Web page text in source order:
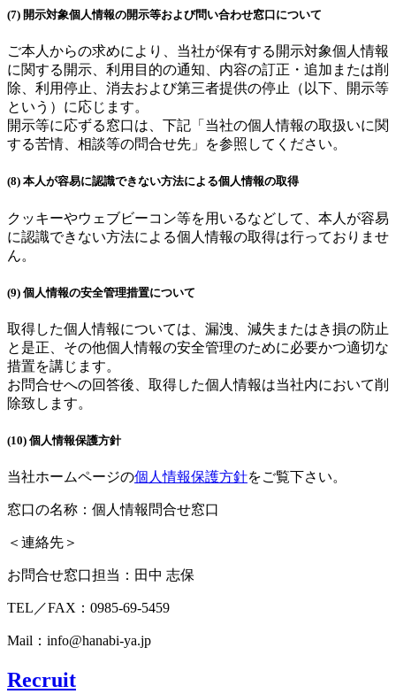
(7) 開示対象個人情報の開示等および問い合わせ窓口について
ご本人からの求めにより、当社が保有する開示対象個人情報
に関する開示、利用目的の通知、内容の訂正・追加または削
除、利用停止、消去および第三者提供の停止（以下、開示等
という）に応じます。
開示等に応ずる窓口は、下記「当社の個人情報の取扱いに関
する苦情、相談等の問合せ先」を参照してください。
(8) 本人が容易に認識できない方法による個人情報の取得
クッキーやウェブビーコン等を用いるなどして、本人が容易
に認識できない方法による個人情報の取得は行っておりませ
ん。
(9) 個人情報の安全管理措置について
取得した個人情報については、漏洩、減失またはき損の防止
と是正、その他個人情報の安全管理のために必要かつ適切な
措置を講じます。
お問合せへの回答後、取得した個人情報は当社内において削
除致します。
(10) 個人情報保護方針
当社ホームページの個人情報保護方針をご覧下さい。
窓口の名称：個人情報問合せ窓口
＜連絡先＞
お問合せ窓口担当：田中 志保
TEL／FAX：0985-69-5459
Mail：info@hanabi-ya.jp
Recruit